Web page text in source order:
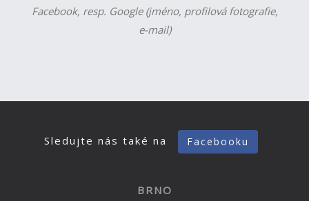
Facebook, resp. Google (jméno, profilová fotografie,
e-mail)
Sledujte nás také na Facebooku
BRNO